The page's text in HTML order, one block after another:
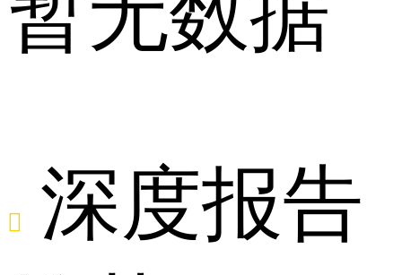
何

深度报告